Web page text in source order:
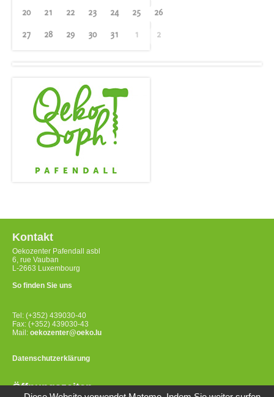
20 21 22 23 24 25 26
27 28 29 30 31 1 2
Kontakt
Oekozenter Pafendall asbl
6, rue Vauban
L-2663 Luxembourg
So finden Sie uns
Tel: (+352) 439030-40
Fax: (+352) 439030-43
Mail: oekozenter@oeko.lu
Datenschutzerklärung
Öffnungszeiten